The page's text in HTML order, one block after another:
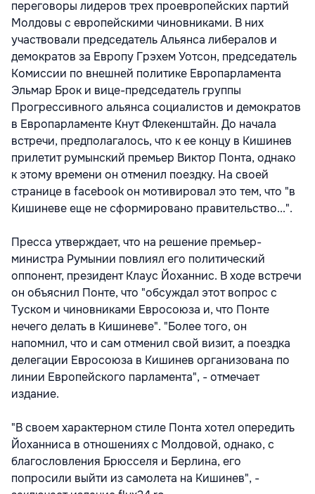
переговоры лидеров трех проевропейских партий
Молдовы с европейскими чиновниками. В них
участвовали председатель Альянса либералов и
демократов за Европу Грэхем Уотсон, председатель
Комиссии по внешней политике Европарламента
Эльмар Брок и вице-председатель группы
Прогрессивного альянса социалистов и демократов
в Европарламенте Кнут Флекенштайн. До начала
встречи, предполагалось, что к ее концу в Кишинев
прилетит румынский премьер Виктор Понта, однако
к этому времени он отменил поездку. На своей
странице в facebook он мотивировал это тем, что "в
Кишиневе еще не сформировано правительство...".
Пресса утверждает, что на решение премьер-
министра Румынии повлиял его политический
оппонент, президент Клаус Йоханнис. В ходе встречи
он объяснил Понте, что "обсуждал этот вопрос с
Туском и чиновниками Евросоюза и, что Понте
нечего делать в Кишиневе". "Более того, он
напомнил, что и сам отменил свой визит, а поездка
делегации Евросоюза в Кишинев организована по
линии Европейского парламента", - отмечает
издание.
"В своем характерном стиле Понта хотел опередить
Йоханниса в отношениях с Молдовой, однако, с
благословления Брюсселя и Берлина, его
попросили выйти из самолета на Кишинев", -